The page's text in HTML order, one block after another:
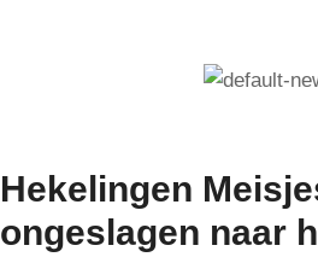
Hekelingen
ongeslagen naar